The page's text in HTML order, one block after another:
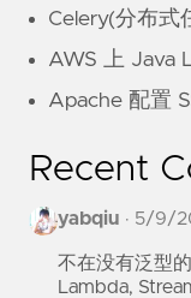
Celery(分布式
AWS 上 Java
Apache 配置
Recent
yabqiu · 5/9/
不在没有泛型
Lambda,